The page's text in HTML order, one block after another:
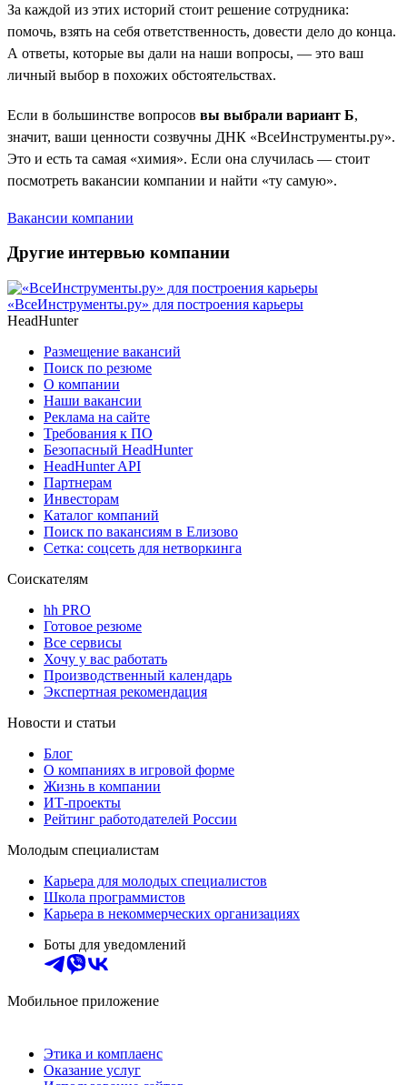
За каждой из этих историй стоит решение сотрудника:
помочь, взять на себя ответственность, довести дело до конца.
А ответы, которые вы дали на наши вопросы, — это ваш
личный выбор в похожих обстоятельствах.
Если в большинстве вопросов вы выбрали вариант Б,
значит, ваши ценности созвучны ДНК «ВсеИнструменты.ру».
Это и есть та самая «химия». Если она случилась — стоит
посмотреть вакансии компании и найти «ту самую».
Вакансии компании
Другие интервью компании
«ВсеИнструменты.ру» для построения карьеры
HeadHunter
Размещение вакансий
Поиск по резюме
О компании
Наши вакансии
Реклама на сайте
Требования к ПО
Безопасный HeadHunter
HeadHunter API
Партнерам
Инвесторам
Каталог компаний
Поиск по вакансиям в Елизово
Сетка: соцсеть для нетворкинга
Соискателям
hh PRO
Готовое резюме
Все сервисы
Хочу у вас работать
Производственный календарь
Экспертная рекомендация
Новости и статьи
Блог
О компаниях в игровой форме
Жизнь в компании
ИТ-проекты
Рейтинг работодателей России
Молодым специалистам
Карьера для молодых специалистов
Школа программистов
Карьера в некоммерческих организациях
Боты для уведомлений
Мобильное приложение
Этика и комплаенс
Оказание услуг